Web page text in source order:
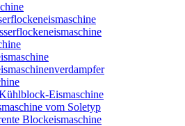
Eismaschine
vom Soletyp
Blockeismaschine